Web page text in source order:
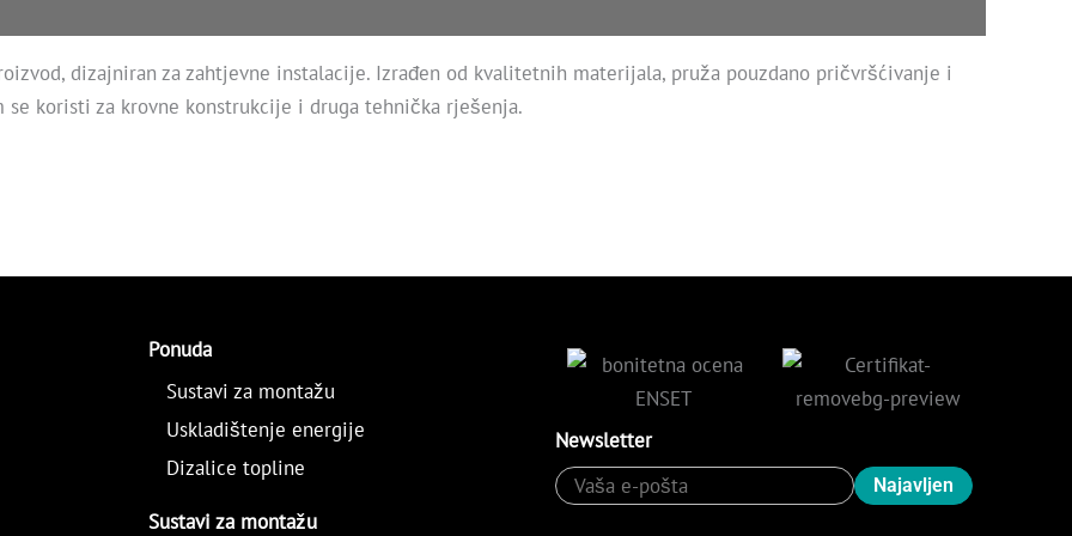
dizajniran za zahtjevne instalacije. Izrađen od kvalitetnih materijala, pruža pouzdano pričvršćivanje i
koristi za krovne konstrukcije i druga tehnička rješenja.
Ponuda
Sustavi za montažu
Uskladištenje energije
Dizalice topline
Sustavi za montažu
Newsletter